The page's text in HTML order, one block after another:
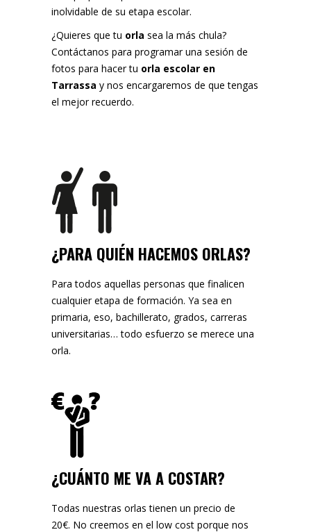
inolvidable de su etapa escolar.
¿Quieres que tu orla sea la más chula?
Contáctanos para programar una sesión de
fotos para hacer tu orla escolar en
Tarrassa y nos encargaremos de que tengas
el mejor recuerdo.
¿PARA QUIÉN HACEMOS ORLAS?
Para todos aquellas personas que finalicen
cualquier etapa de formación. Ya sea en
primaria, eso, bachillerato, grados, carreras
universitarias… todo esfuerzo se merece una
orla.
¿CUÁNTO ME VA A COSTAR?
Todas nuestras orlas tienen un precio de
20€. No creemos en el low cost porque nos